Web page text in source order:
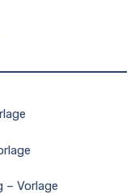
– Vorlage